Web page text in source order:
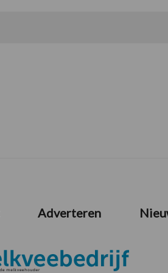
Adverteren